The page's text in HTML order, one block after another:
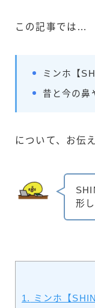
この記事では…
ミンホ【
昔と今の鼻
について、お伝
形
1.
ミンホ【